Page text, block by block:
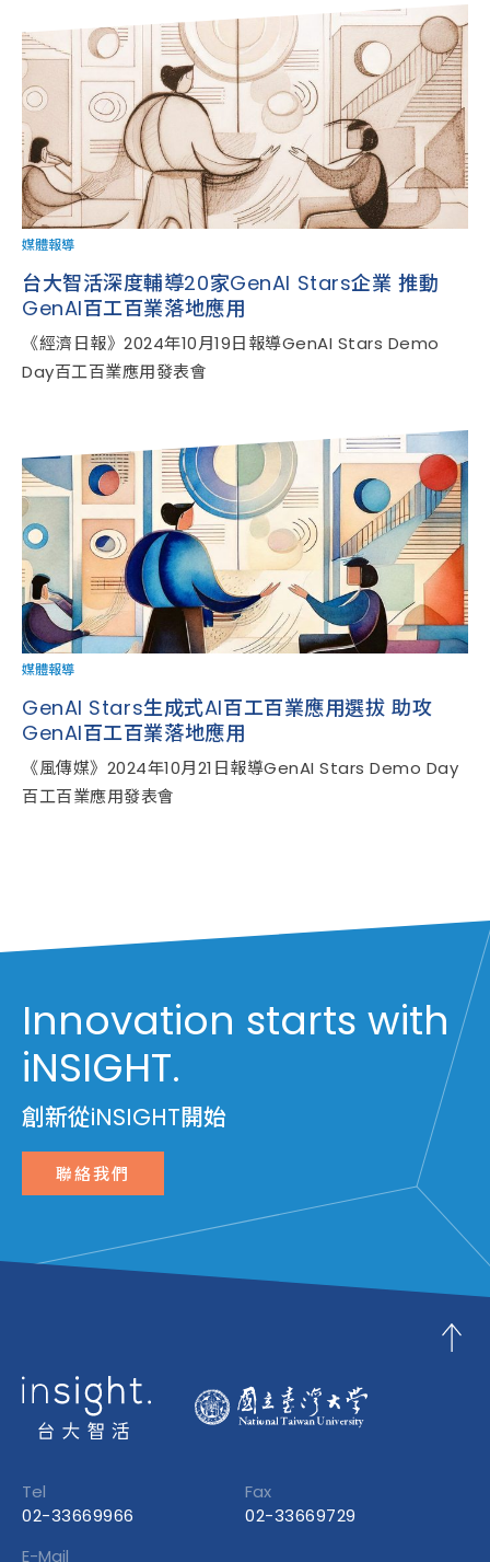
媒體報導
台大智活深度輔導20家GenAI Stars企業 推動
GenAI百工百業落地應用
《經濟日報》2024年10月19日報導GenAI Stars Demo
Day百工百業應用發表會
媒體報導
GenAI Stars生成式AI百工百業應用選拔 助攻
GenAI百工百業落地應用
《風傳媒》2024年10月21日報導GenAI Stars Demo Day
百工百業應用發表會
Innovation starts with
iNSIGHT.
創新從iNSIGHT開始
聯絡我們
Tel
02-33669966
Fax
02-33669729
E-Mail